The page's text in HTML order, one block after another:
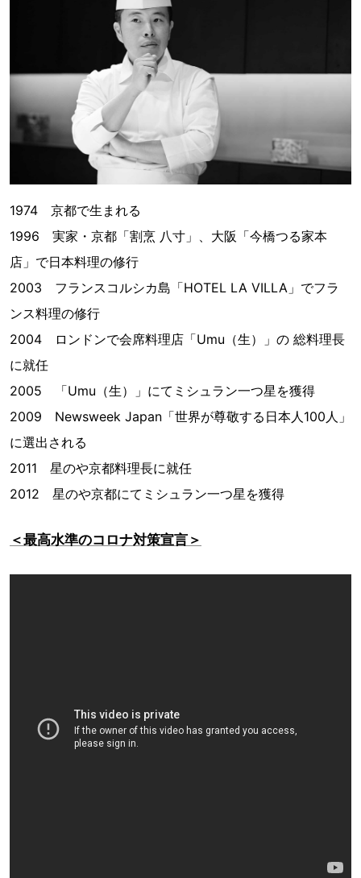
1974 京都で生まれる
1996 実家・京都「割烹 八寸」、大阪「今橋つる家本
店」で日本料理の修行
2003 フランスコルシカ島「HOTEL LA VILLA」でフラ
ンス料理の修行
2004 ロンドンで会席料理店「Umu（生）」の 総料理長
に就任
2005 「Umu（生）」にてミシュラン一つ星を獲得
2009 Newsweek Japan「世界が尊敬する日本人100人」
に選出される
2011 星のや京都料理長に就任
2012 星のや京都にてミシュラン一つ星を獲得
＜最高水準のコロナ対策宣言＞